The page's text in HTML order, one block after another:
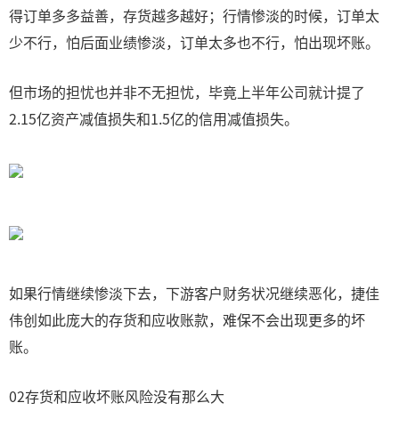
得订单多多益善，存货越多越好；行情惨淡的时候，订单太
少不行，怕后面业绩惨淡，订单太多也不行，怕出现坏账。
但市场的担忧也并非不无担忧，毕竟上半年公司就计提了
2.15亿资产减值损失和1.5亿的信用减值损失。
如果行情继续惨淡下去，下游客户财务状况继续恶化，捷佳
伟创如此庞大的存货和应收账款，难保不会出现更多的坏
账。
02存货和应收坏账风险没有那么大